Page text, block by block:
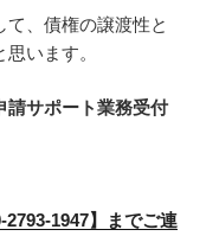
、債権の譲渡性と
います。
請サポート業務受付
1947】までご連